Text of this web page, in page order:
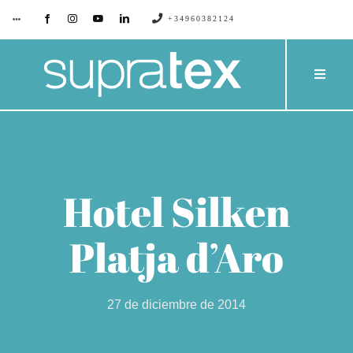
contenido
Toggle
SUPRATEX
EMPRESA
+34960382124
Toggle
Hotel Silken
Platja d’Aro
27 de diciembre de 2014